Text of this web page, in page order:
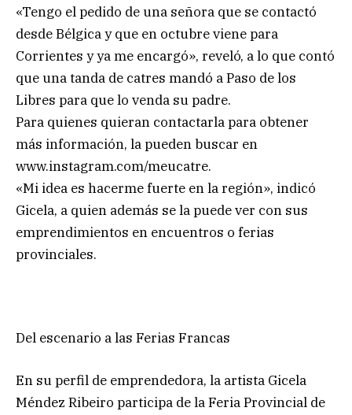
«Tengo el pedido de una señora que se contactó
desde Bélgica y que en octubre viene para
Corrientes y ya me encargó», reveló, a lo que contó
que una tanda de catres mandó a Paso de los
Libres para que lo venda su padre.
Para quienes quieran contactarla para obtener
más información, la pueden buscar en
www.instagram.com/meucatre.
«Mi idea es hacerme fuerte en la región», indicó
Gicela, a quien además se la puede ver con sus
emprendimientos en encuentros o ferias
provinciales.
Del escenario a las Ferias Francas
En su perfil de emprendedora, la artista Gicela
Méndez Ribeiro participa de la Feria Provincial de